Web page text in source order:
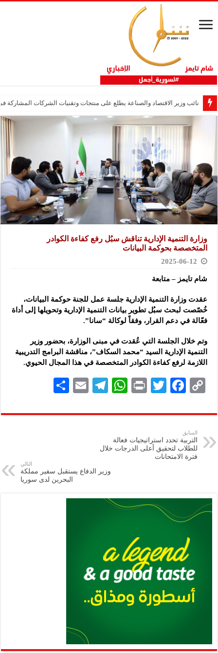
نائب وزير الاقتصاد والصناعة يطلع على منتجات وتقنيات الشركات المشاركة في
وزارة التنمية الإدارية تناقش سبُل رفع كفاءة الكوادر
المتخصصة بحوكمة البيانات
2025-06-12
شام تايمز – متابعة
عقدت وزارة التنمية الإدارية جلسة عمل للجنة حوكمة البيانات،
خُصّصت لبحث سبُل تطوير بيانات التنمية الإدارية وتحويلها إلى أداة
فعّالة في دعم القرار، وفقاً لوكالة “سانا”.
وتم خلال الجلسة التي عُقدت في مبنى الوزارة، بحضور وزير
التنمية الإدارية السيد “محمد السكاف”، مناقشة البرامج التدريبية
اللازمة لرفع كفاءة الكوادر المتخصصة في هذا المجال الحيوي.
C
p
y
Li
n
F
eb
k
T
tt
P
nt
W
at
A
p
Te
gr
E
ai
ar
السابق
التربية تحدد استراتيجيات فعالة
للطلاب لتحقيق أعلى الدرجات خلال
فترة الامتحانات
التالي
وزير الدفاع يستقبل سفير مملكة
البحرين لدى سوريا